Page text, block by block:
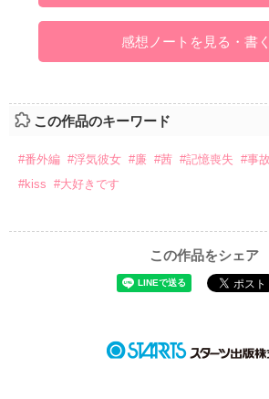
感想ノートを見る・書く
この作品のキーワード
#番外編 #浮気彼女 #廉 #茜 #記憶喪失 #事故
#kiss #大好きです
この作品をシェア